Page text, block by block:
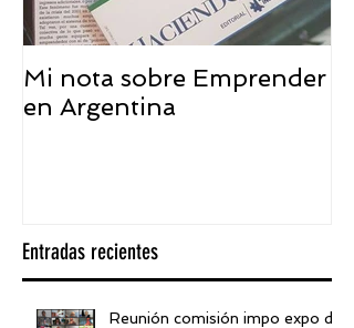
Mi nota sobre Emprender
en Argentina
Entradas recientes
Reunión comisión impo expo de